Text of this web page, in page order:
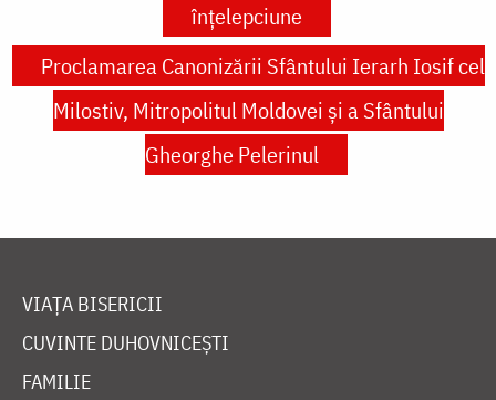
înțelepciune
Proclamarea Canonizării Sfântului Ierarh Iosif cel
Milostiv, Mitropolitul Moldovei și a Sfântului
Gheorghe Pelerinul
VIAȚA BISERICII
CUVINTE DUHOVNICEȘTI
FAMILIE